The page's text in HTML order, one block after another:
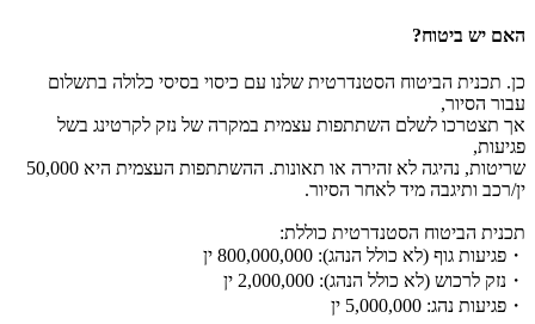
האם יש ביטוח?
כן. תכנית הביטוח הסטנדרטית שלנו עם כיסוי בסיסי כלולה בתשלום
עבור הסיור,
אך תצטרכו לשלם השתתפות עצמית במקרה של נזק לקרטינג בשל
פגיעות,
שריטות, נהיגה לא זהירה או תאונות. ההשתתפות העצמית היא 50,000
ין/רכב ותיגבה מיד לאחר הסיור.
תכנית הביטוח הסטנדרטית כוללת:
・פגיעות גוף (לא כולל הנהג): 800,000,000 ין
・נזק לרכוש (לא כולל הנהג): 2,000,000 ין
・פגיעות נהג: 5,000,000 ין